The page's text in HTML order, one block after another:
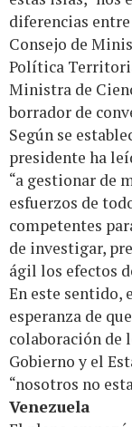
diferencias
Consejo de
Política
Ministra de
borrador de
Según se
presidente ha
“a gestionar de
esfuerzos de
competentes
de investigar,
ágil los efectos
En este sentido,
esperanza de
colaboración de
Gobierno y el
“nosotros no
Venezuela